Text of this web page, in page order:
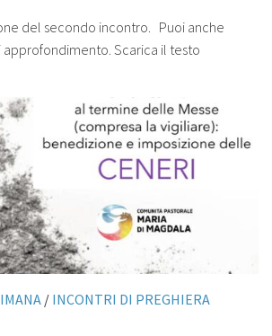
del secondo incontro. Puoi anche
approfondimento. Scarica il testo
/ INCONTRI DI PREGHIERA